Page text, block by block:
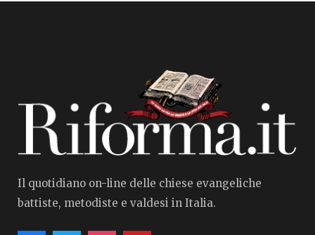
Il quotidiano on-line delle chiese evangeliche
battiste, metodiste e valdesi in Italia.